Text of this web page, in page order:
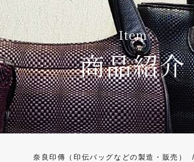
Item
商品紹介
奈良印傳（印伝バッグなどの製造・販売）